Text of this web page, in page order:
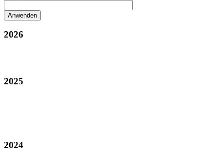
2026
2025
2024